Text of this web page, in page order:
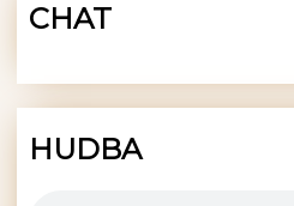
CHAT
HUDBA